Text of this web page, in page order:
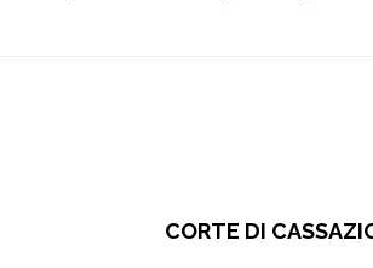
CORTE DI